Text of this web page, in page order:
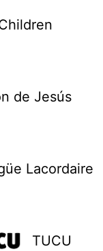
de Jesús
Lacordaire
TUCU